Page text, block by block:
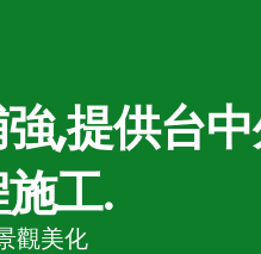
,提供台
工.
觀美化